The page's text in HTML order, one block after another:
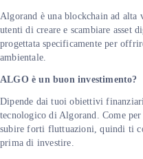
Algorand è una blockchain ad alta
utenti di creare e scambiare asset
progettata specificamente per
ambientale.
ALGO è un buon investimento?
Dipende dai tuoi obiettivi
tecnologico di Algorand. Come
subire forti fluttuazioni, quindi ti
prima di investire.